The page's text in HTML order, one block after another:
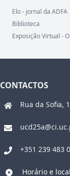
Elo - jornal da ADFA
Biblioteca
Exposição Virtual -
CONTACTOS
Rua da Sofia,
+351 239 483
Horário e